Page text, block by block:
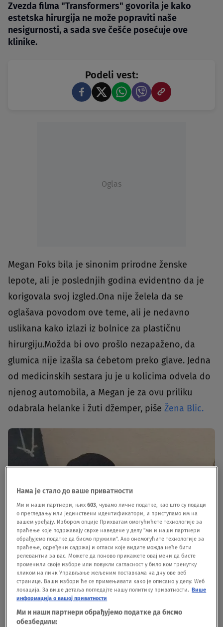
Zvezda filma "Transformers" govorila je kako
estetska hirurgija ne može popraviti naše
nesigurnosti, a sada sve češće posećuje ove
klinike.
Podeli vest:
Oglas
Megan Foks bila je sinonim prirodne ženske
lepote, ali je poslednjih godina evidentno da je
korigovala svoj izgled.Ona nije želela da se
oglašava povodom ove teme, ali je nedavno
uslikana kako izlazi iz bolnice za plastičnu
hirurgiju.Možda bi ovo prošlo nezapaženo, da
glumica nije izašla sa ćebetom preko glave. Jedna
od medicinskih sestara ju je u kolicima odvela do
njenog automobila, a Megan je za ovu priliku
odabrala helanke i žuti džemper, piše Žena Blic.
Нама је стало до ваше приватности
Ми и наши партнери, њих603, чувамо личне податке, као што су подаци
о прегледању или јединствени идентификатори, и приступамо им на
вашем уређају. Избором опције Прихватам омогућићете технологије за
праћење које подржавају сврхе наведене у делу "ми и наши партнери
обрађујемо податке да бисмо пружили". Ако онемогућите технологије за
праћење, одређени садржај и огласи које видите можда неће бити
релевантни за вас. Можете да поново прикажете овај мени да бисте
променили своје изборе или повукли сагласност у било ком тренутку
кликом на линк Управљање жељеним поставкама на дну ове веб
странице. Ваши избори ће се примењивати како је описано у делу: Wеб
локација. За више детаља погледајте нашу политику приватности. Више
информација о вашој приватности
Ми и наши партнери обрађујемо податке да бисмо
обезбедили: